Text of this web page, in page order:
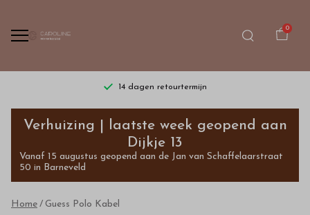
0
14 dagen retourtermijn
Guess
Polo
Kabel
Verhuizing | laatste week geopend aan
Dijkje 13
Vanaf 15 augustus geopend aan de Jan van Schaffelaarstraat
50 in Barneveld
Home Guess Polo Kabel